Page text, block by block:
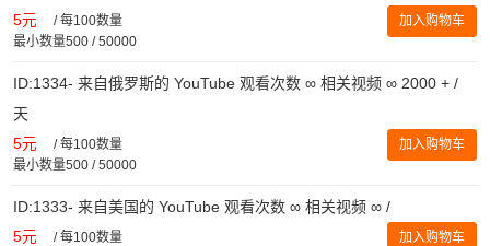
5元 /每100数量
最小数量500 / 50000
加入购物车
ID:1334- 来自俄罗斯的 YouTube 观看次数 ∞ 相关视频 ∞ 2000 + /
天
5元 /每100数量
最小数量500 / 50000
加入购物车
ID:1333- 来自美国的 YouTube 观看次数 ∞ 相关视频 ∞ /
5元 /每100数量
加入购物车